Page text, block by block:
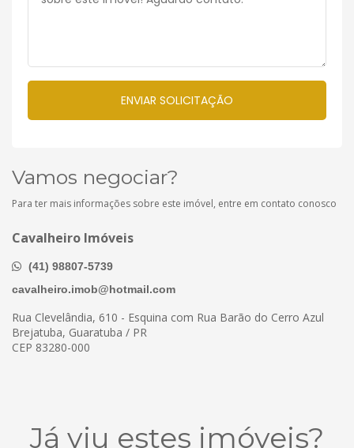
Vamos negociar?
Para ter mais informações sobre este imóvel, entre em contato conosco
Cavalheiro Imóveis
(41) 98807-5739
cavalheiro.imob@hotmail.com
Rua Clevelândia, 610 - Esquina com Rua Barão do Cerro Azul
Brejatuba, Guaratuba / PR
CEP 83280-000
Já viu estes imóveis?